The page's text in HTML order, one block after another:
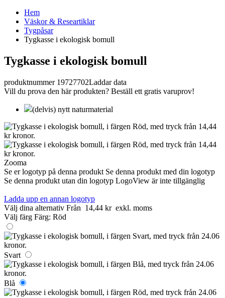
Hem
Väskor & Researtiklar
Tygpåsar
Tygkasse i ekologisk bomull
Tygkasse i ekologisk bomull
produktnummer 19727702Laddar data
Vill du prova den här produkten? Beställ ett gratis varuprov!
(delvis) nytt naturmaterial
Zooma
Se er logotyp på denna produkt Se denna produkt med din logotyp
Se denna produkt utan din logotyp LogoView är inte tillgänglig
Ladda upp en annan logotyp
Välj dina alternativ Från 14,44 kr exkl. moms
Välj färg Färg: Röd
Svart
Blå